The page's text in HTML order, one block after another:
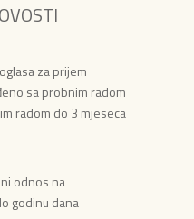
za prijem
sa probnim radom
radom do 3 mjeseca
odnos na
godinu dana